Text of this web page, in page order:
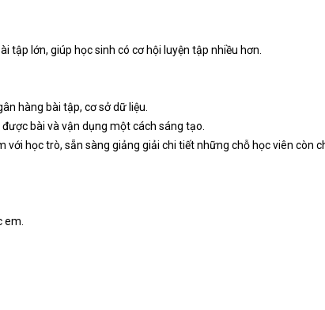
tập lớn, giúp học sinh có cơ hội luyện tập nhiều hơn.
hàng bài tập, cơ sở dữ liệu.
bài và vận dụng một cách sáng tạo.
học trò, sẵn sàng giảng giải chi tiết những chỗ học viên còn
em.